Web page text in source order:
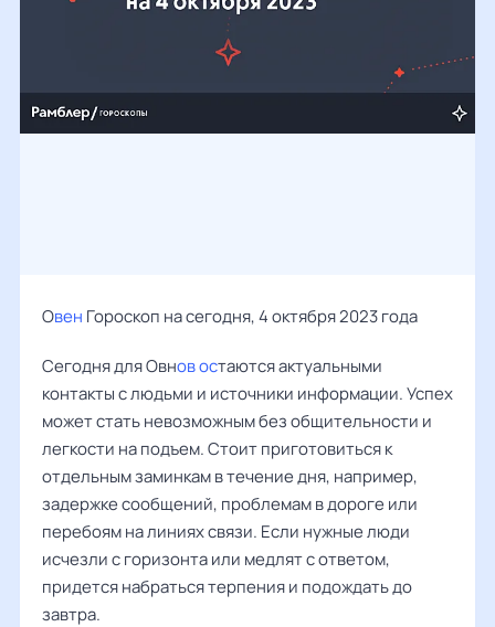
Овен Гороскоп на сегодня, 4 октября 2023 года
Сегодня для Овнов остаются актуальными
контакты с людьми и источники информации. Успех
может стать невозможным без общительности и
легкости на подъем. Стоит приготовиться к
отдельным заминкам в течение дня, например,
задержке сообщений, проблемам в дороге или
перебоям на линиях связи. Если нужные люди
исчезли с горизонта или медлят с ответом,
придется набраться терпения и подождать до
завтра.